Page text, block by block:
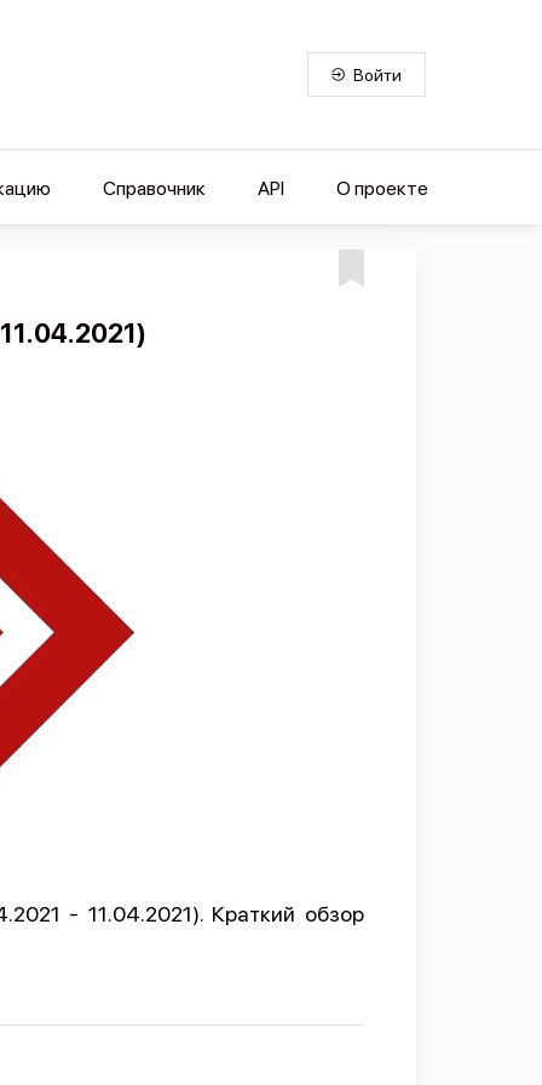
Войти
Справочник API О проекте
- 11.04.2021). Краткий обзор